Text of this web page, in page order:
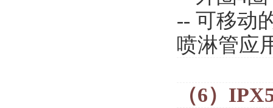
-- 可移动
喷淋管应
（6）